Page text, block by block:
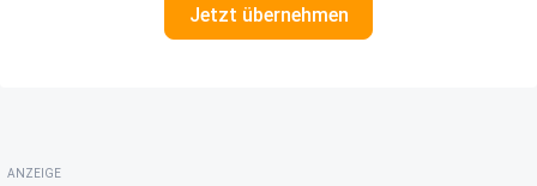
Jetzt übernehmen
ANZEIGE